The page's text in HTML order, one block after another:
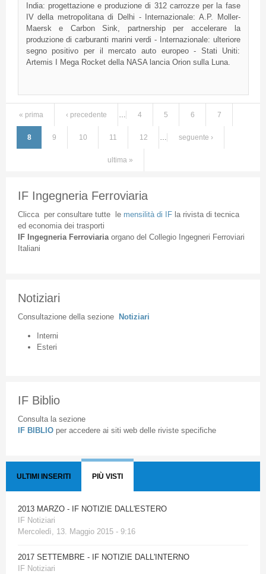
India: progettazione e produzione di 312 carrozze per la fase
IV della metropolitana di Delhi - Internazionale: A.P. Moller-
Maersk e Carbon Sink, partnership per accelerare la
produzione di carburanti marini verdi - Internazionale: ulteriore
segno positivo per il mercato auto europeo - Stati Uniti:
Artemis I Mega Rocket della NASA lancia Orion sulla Luna.
Pagine
« prima ‹ precedente … 4 5 6 7
8 9 10 11 12 … seguente ›
ultima »
IF Ingegneria Ferroviaria
Cliccaper consultare tuttele mensilità di IFla rivista di tecnica
ed economia dei trasporti
IF Ingegneria Ferroviaria organodel Collegio Ingegneri Ferroviari
Italiani
Notiziari
Consultazione della sezione Notiziari
Interni
Esteri
IF Biblio
Consulta la sezione
IF BIBLIO per accedere ai siti web delle riviste specifiche
ULTIMI INSERITI PIÙ VISTI
2013 MARZO - IF NOTIZIE DALL'ESTERO
IF Notiziari
Mercoledì, 13. Maggio 2015 - 9:16
2017 SETTEMBRE - IF NOTIZIE DALL'INTERNO
IF Notiziari